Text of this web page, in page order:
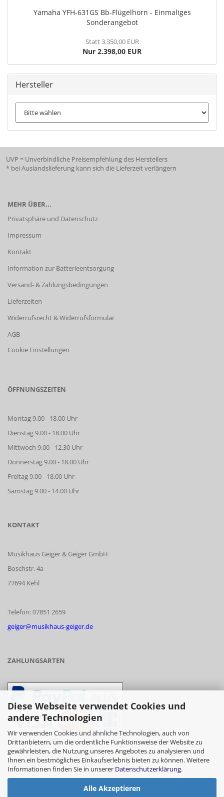
Diese Webseite verwendet Cookies und
andere Technologien
Wir verwenden Cookies und ähnliche Technologien, auch von
Drittanbietern, um die ordentliche Funktionsweise der Website zu
gewährleisten, die Nutzung unseres Angebotes zu analysieren und
Ihnen ein bestmögliches Einkaufserlebnis bieten zu können. Weitere
Informationen finden Sie in unserer Datenschutzerklärung.
Alle Akzeptieren
Yamaha YFH-631GS Bb-Flügelhorn - Einmaliges
Sonderangebot
Statt 3.350,00 EUR
Nur 2.398,00 EUR
Hersteller
UVP = Unverbindliche Preisempfehlung des Herstellers
* bei Auslandslieferung kann sich die Lieferzeit verlängern
MEHR ÜBER...
Privatsphäre und Datenschutz
Impressum
Kontakt
Information zur Batterieentsorgung
Versand- & Zahlungsbedingungen
Lieferzeiten
Widerrufsrecht & Widerrufsformular
AGB
Cookie Einstellungen
ÖFFNUNGSZEITEN
Montag 9.00 - 18.00 Uhr
Dienstag 9.00 - 18.00 Uhr
Mittwoch 9.00 - 12.30 Uhr
Donnerstag 9.00 - 18.00 Uhr
Freitag 9.00 - 18.00 Uhr
Samstag 9.00 - 14.00 Uhr
KONTAKT
Musikhaus Geiger & Geiger GmbH
Boschstr. 4a
77694 Kehl
Telefon: 07851 2659
geiger@musikhaus-geiger.de
ZAHLUNGSARTEN
- Vorkasse/Überweisung
- Barzahlung bei Abholung